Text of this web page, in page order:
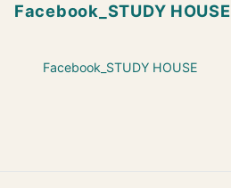
Facebook_STUDY HOUSE
Facebook_STUDY HOUSE